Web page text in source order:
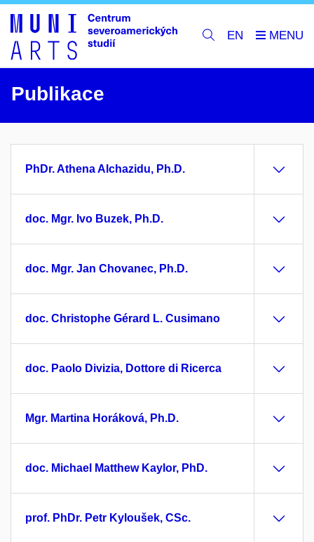
EN
Publikace
PhDr. Athena Alchazidu, Ph.D.
doc. Mgr. Ivo Buzek, Ph.D.
doc. Mgr. Jan Chovanec, Ph.D.
doc. Christophe Gérard L. Cusimano
doc. Paolo Divizia, Dottore di Ricerca
Mgr. Martina Horáková, Ph.D.
doc. Michael Matthew Kaylor, PhD.
prof. PhDr. Petr Kyloušek, CSc.